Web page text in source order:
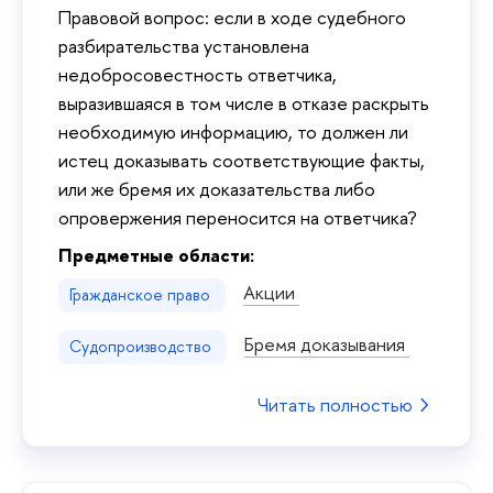
Правовой вопрос: если в ходе судебного
разбирательства установлена
недобросовестность ответчика,
выразившаяся в том числе в отказе раскрыть
необходимую информацию, то должен ли
истец доказывать соответствующие факты,
или же бремя их доказательства либо
опровержения переносится на ответчика?
Предметные области:
Гражданское право Акции
Судопроизводство Бремя доказывания
Читать полностью